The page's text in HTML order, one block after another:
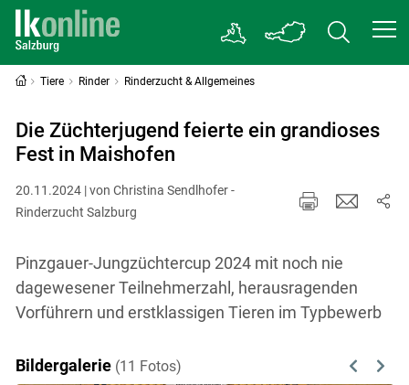
Tiere Rinder Rinderzucht & Allgemeines
Die Züchterjugend feierte ein grandioses
Fest in Maishofen
20.11.2024 | von Christina Sendlhofer -
Rinderzucht Salzburg
Pinzgauer-Jungzüchtercup 2024 mit noch nie
dagewesener Teilnehmerzahl, herausragenden
Vorführern und erstklassigen Tieren im Typbewerb
Bildergalerie (11 Fotos) Previous
Next